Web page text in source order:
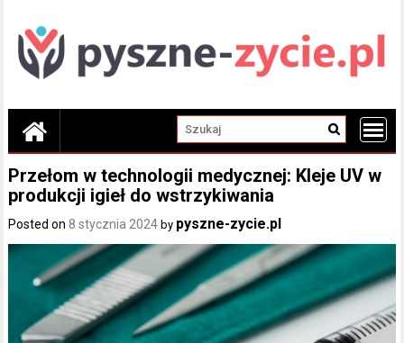
content
Przełom w technologii medycznej: Kleje UV w
produkcji igieł do wstrzykiwania
Posted on 8 stycznia 2024 by pyszne-zycie.pl